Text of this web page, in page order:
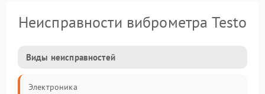
Неисправности виброметра Testo
Виды неисправностей
Электроника